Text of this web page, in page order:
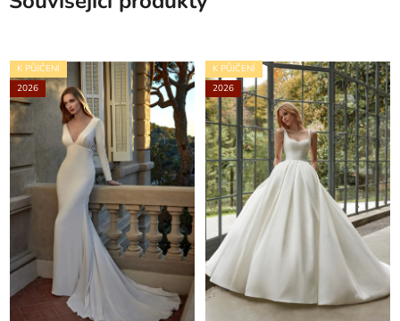
K PŮJČENÍ
2026
K PŮJČENÍ
2026